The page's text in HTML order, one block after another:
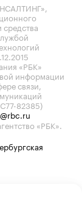
средства
«РБК»
информации
связи,
82385)
«РБК».